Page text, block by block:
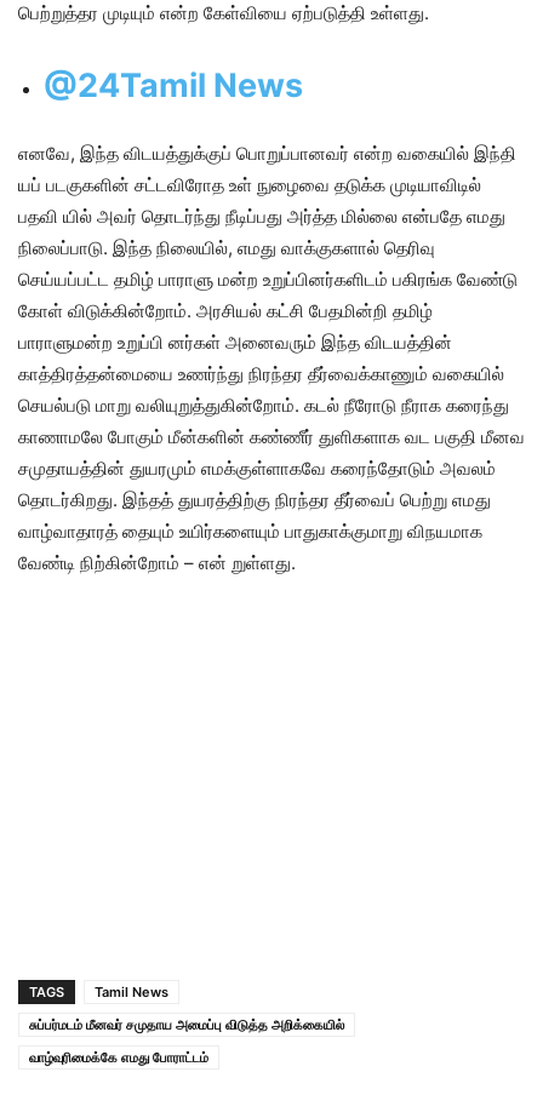
பெற்றுத்தர முடியும் என்ற கேள்வியை ஏற்படுத்தி உள்ளது.
@24Tamil News
எனவே, இந்த விடயத்துக்குப் பொறுப்பானவர் என்ற வகையில் இந்தி
யப் படகுகளின் சட்டவிரோத உள் நுழைவை தடுக்க முடியாவிடில்
பதவி யில் அவர் தொடர்ந்து நீடிப்பது அர்த்த மில்லை என்பதே எமது
நிலைப்பாடு. இந்த நிலையில், எமது வாக்குகளால் தெரிவு
செய்யப்பட்ட தமிழ் பாராளு மன்ற உறுப்பினர்களிடம் பகிரங்க வேண்டு
கோள் விடுக்கின்றோம். அரசியல் கட்சி பேதமின்றி தமிழ்
பாராளுமன்ற உறுப்பி னர்கள் அனைவரும் இந்த விடயத்தின்
காத்திரத்தன்மையை உணர்ந்து நிரந்தர தீர்வைக்காணும் வகையில்
செயல்படு மாறு வலியுறுத்துகின்றோம். கடல் நீரோடு நீராக கரைந்து
காணாமலே போகும் மீன்களின் கண்ணீர் துளிகளாக வட பகுதி மீனவ
சமுதாயத்தின் துயரமும் எமக்குள்ளாகவே கரைந்தோடும் அவலம்
தொடர்கிறது. இந்தத் துயரத்திற்கு நிரந்தர தீர்வைப் பெற்று எமது
வாழ்வாதாரத் தையும் உயிர்களையும் பாதுகாக்குமாறு விநயமாக
வேண்டி நிற்கின்றோம் – என் றுள்ளது.
TAGS
Tamil News
சுப்பர்மடம் மீனவர் சமுதாய அமைப்பு விடுத்த அறிக்கையில்
வாழ்வுரிமைக்கே எமது போராட்டம்